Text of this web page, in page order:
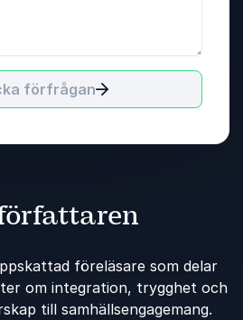
förfrågan
föreläsare som delar
om integration, trygghet och
till samhällsengagemang.